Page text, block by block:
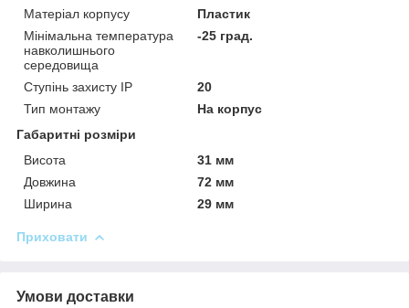
Матеріал корпусу
Пластик
Мінімальна температура
навколишнього
середовища
-25 град.
Ступінь захисту IP
20
Тип монтажу
На корпус
Габаритні розміри
Висота
31 мм
Довжина
72 мм
Ширина
29 мм
Приховати
Умови доставки